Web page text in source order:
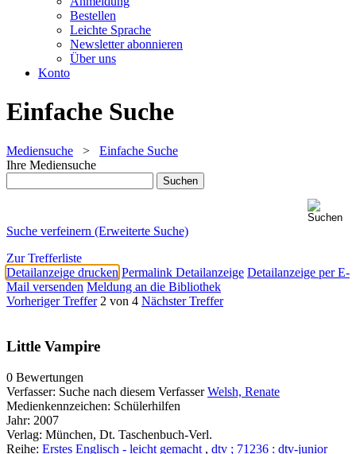
Bestellen
Leichte Sprache
Newsletter abonnieren
Über uns
Konto
Einfache Suche
Mediensuche > Einfache Suche
Ihre Mediensuche
Suche verfeinern (Erweiterte Suche)
Zur Trefferliste
Detailanzeige drucken Permalink Detailanzeige Detailanzeige per E-
Mail versenden Meldung an die Bibliothek
Vorheriger Treffer 2 von 4 Nächster Treffer
Little Vampire
0 Bewertungen
Verfasser: Suche nach diesem Verfasser Welsh, Renate
Medienkennzeichen: Schülerhilfen
Jahr: 2007
Verlag: München, Dt. Taschenbuch-Verl.
Reihe: Erstes Englisch - leicht gemacht , dtv ; 71236 : dtv-junior